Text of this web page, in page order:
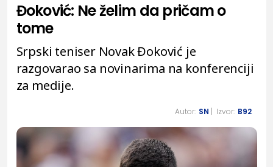
Đoković: Ne želim da pričam o
tome
Srpski teniser Novak Đoković je
razgovarao sa novinarima na konferenciji
za medije.
Autor: SN | Izvor: B92